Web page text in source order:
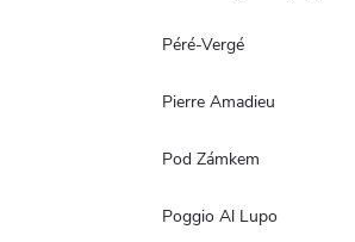
Péré-Vergé
Pierre Amadieu
Pod Zámkem
Poggio Al Lupo